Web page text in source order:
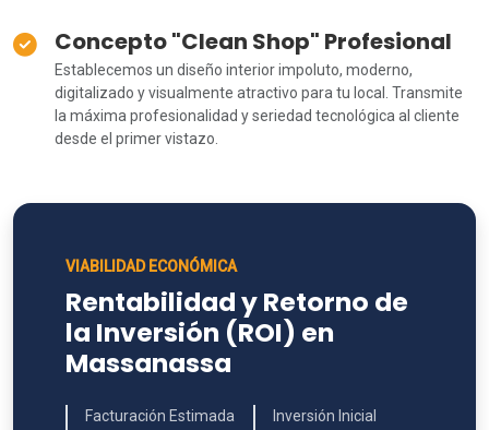
Concepto "Clean Shop" Profesional
Establecemos un diseño interior impoluto, moderno,
digitalizado y visualmente atractivo para tu local. Transmite
la máxima profesionalidad y seriedad tecnológica al cliente
desde el primer vistazo.
VIABILIDAD ECONÓMICA
Rentabilidad y Retorno de
la Inversión (ROI) en
Massanassa
Facturación Estimada Inversión Inicial